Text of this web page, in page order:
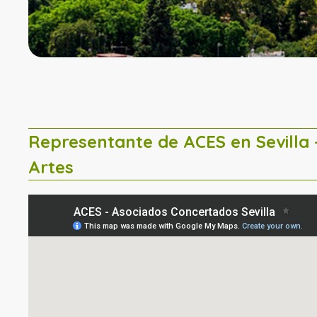
Representante de ACES en
Artes